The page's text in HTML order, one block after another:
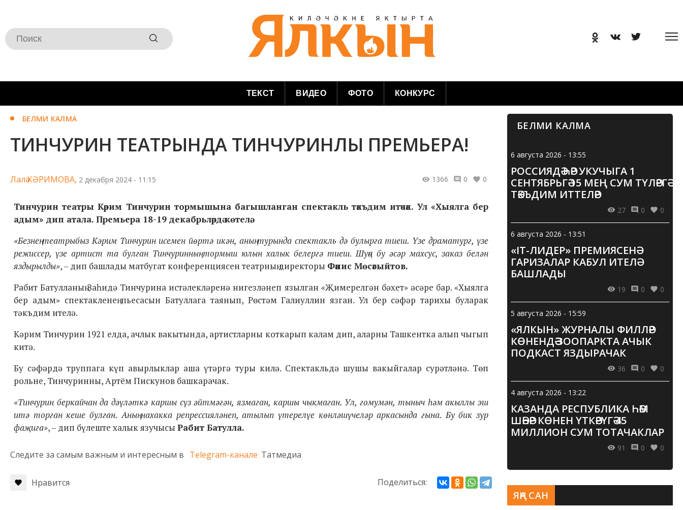
ТЕКСТ ВИДЕО ФОТО КОНКУРС
БЕЛМИ КАЛМА
ТИНЧУРИН ТЕАТРЫНДА ТИНЧУРИНЛЫ ПРЕМЬЕРА!
Лалә КӘРИМОВА, 2 декабря 2024 - 11:15 1366 0 0
Тинчурин театры Кәрим Тинчурин тормышына багышланган спектакль тәкъдим итәчәк. Ул «Хыялга бер
адым» дип атала. Премьера 18-19 декабрьләрдә көтелә.
«Безнең театрыбыз Кәрим Тинчурин исемен йөртә икән, аның турында спектакль дә булырга тиеш. Үзе драматург, үзе
режиссер, үзе артист та булган Тинчуринның тормыш юлын халык белергә тиеш. Шуңа бу әсәр махсус, заказ белән
яздырылды», – дип башлады матбугат конференциясен театрның директоры Фәнис Мөсәгыйтов.
Рабит Батулланың Заһидә Тинчурина истәлекләренә нигезләнеп язылган «Җимерелгән бәхет» әсәре бар. «Хыялга
бер адым» спектакленең пьесасын Батуллага таянып, Рөстәм Галиуллин язган. Ул бер сәфәр тарихы буларак
тәкъдим ителә.
Кәрим Тинчурин 1921 елда, ачлык вакытында, артистларны коткарып калам дип, аларны Ташкентка алып чыгып
китә.
Бу сәфәрдә труппага күп авырлыклар аша үтәргә туры килә. Спектакльдә шушы вакыйгалар сурәтләнә. Төп
рольне, Тинчуринны, Артём Пискунов башкарачак.
«Тинчурин беркайчан да дәүләткә каршы сүз әйтмәгән, язмаган, каршы чыкмаган. Ул, гомумән, тыныч һәм акыллы эш
итә торган кеше булган. Аның нахакка репрессияләнеп, атылып үтерелүе көнләшүчеләр аркасында гына. Бу бик зур
фаҗига», – дип бүлеште халык язучысы Рабит Батулла.
Следите за самым важным и интересным в Telegram-канале Татмедиа
Нравится Поделиться:
БЕЛМИ КАЛМА
6 августа 2026 - 13:55
РОССИЯДӘ ҺӘР УКУЧЫГА 1
СЕНТЯБРЬГӘ 15 МЕҢ СУМ ТҮЛӘРГӘ
ТӘКЪДИМ ИТТЕЛӘР
27 0 0
6 августа 2026 - 13:51
«IT-ЛИДЕР» ПРЕМИЯСЕНӘ
ГАРИЗАЛАР КАБУЛ ИТЕЛӘ
БАШЛАДЫ
19 0 0
5 августа 2026 - 15:59
«ЯЛКЫН» ЖУРНАЛЫ ФИЛЛӘР
КӨНЕНДӘ ЗООПАРКТА АЧЫК
ПОДКАСТ ЯЗДЫРАЧАК
36 0 0
4 августа 2026 - 13:22
КАЗАНДА РЕСПУБЛИКА ҺӘМ
ШӘҺӘР КӨНЕН ҮТКӘРҮГӘ 45
МИЛЛИОН СУМ ТОТАЧАКЛАР
91 0 0
ЯҢА САН